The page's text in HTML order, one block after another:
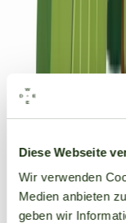
Diese Webseite
Wir verwenden
Medien anbieten
geben wir